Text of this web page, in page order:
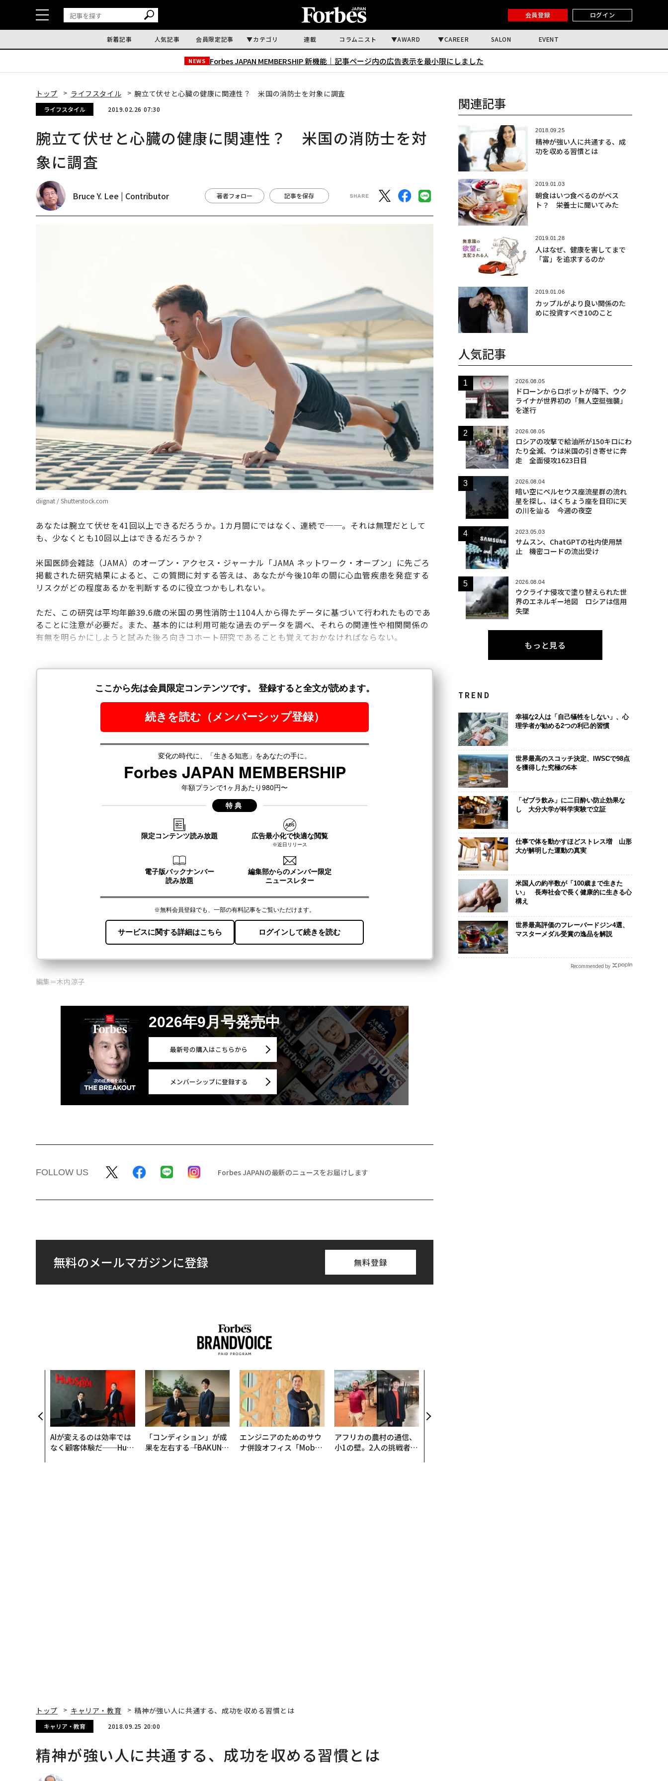
会員登録 ログイン
新着記事 人気記事 会員限定記事 カテゴリ 連載 コラムニスト AWARD CAREER SALON EVENT
NEWS Forbes JAPAN MEMBERSHIP 新機能｜ 記事ページ内の広告表示を最小限にしました
トップ ライフスタイル 腕立て伏せと心臓の健康に関連性？ 米国の消防士を対象に調査
ライフスタイル 2019.02.26 07:30
腕立て伏せと心臓の健康に関連性？ 米国の消防士を対
象に調査
Bruce Y. Lee | Contributor 著者フォロー 記事を保存
diignat / Shutterstock.com
あなたは腕立て伏せを41回以上できるだろうか。1カ月間にではなく、連続で──。それは無理だとして
も、少なくとも10回以上はできるだろうか？
米国医師会雑誌（JAMA）のオープン・アクセス・ジャーナル「JAMA ネットワーク・オープン」に先ごろ
掲載された研究結果によると、この質問に対する答えは、あなたが今後10年の間に心血管疾患を発症する
リスクがどの程度あるかを判断するのに役立つかもしれない。
ただ、この研究は平均年齢39.6歳の米国の男性消防士1104人から得たデータに基づいて行われたものであ
ることに注意が必要だ。また、基本的には利用可能な過去のデータを調べ、それらの関連性や相関関係の
有無を明らかにしようと試みた後ろ向きコホート研究であることも覚えておかなければならない。
編集＝木内涼子
2026年9月号発売中
最新号の購入はこちらから
メンバーシップに登録する
FOLLOW US Forbes JAPANの最新のニュースをお届けします
無料のメールマガジンに登録 無料登録
AIが変えるのは効率では
なく顧客体験だ──Hub
「コンディション」が成
果を左右する――「BAKUN
エンジニアのためのサウ
ナ併設オフィス「Mobiu
アフリカの農村の通信、
小1の壁。2人の挑戦者が
関連記事
2018.09.25
精神が強い人に共通する、成
功を収める習慣とは
2019.01.03
朝食はいつ食べるのがベス
ト？ 栄養士に聞いてみた
2019.01.28
人はなぜ、健康を害してまで
「富」を追求するのか
2019.01.06
カップルがより良い関係のた
めに投資すべき10のこと
人気記事
2026.08.05
ドローンからロボットが降下、ウク
ライナが世界初の「無人空挺強襲」
を遂行
2026.08.05
ロシアの攻撃で給油所が150キロにわ
たり全滅、ウは米国の引き寄せに奔
走 全面侵攻1623日目
2026.08.04
暗い空にペルセウス座流星群の流れ
星を探し、はくちょう座を目印に天
の川を辿る 今週の夜空
2023.05.03
サムスン、ChatGPTの社内使用禁
止 機密コードの流出受け
2026.08.04
ウクライナ侵攻で塗り替えられた世
界のエネルギー地図 ロシアは信用
失墜
もっと見る
TREND
幸福な2人は「自己犠牲をしない」、心
理学者が勧める2つの利己的習慣
世界最高のスコッチ決定、IWSCで98点
を獲得した究極の6本
「ゼブラ飲み」に二日酔い防止効果な
し 大分大学が科学実験で立証
仕事で体を動かすほどストレス増 山形
大が解明した運動の真実
米国人の約半数が「100歳まで生きた
い」 長寿社会で長く健康的に生きる心
構え
世界最高評価のフレーバードジン4選、
マスターメダル受賞の逸品を解説
Recommended by